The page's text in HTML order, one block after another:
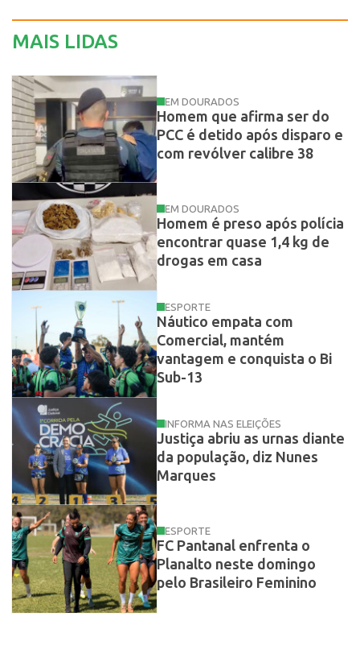
MAIS LIDAS
EM DOURADOS
Homem que afirma ser do
PCC é detido após disparo e
com revólver calibre 38
EM DOURADOS
Homem é preso após polícia
encontrar quase 1,4 kg de
drogas em casa
ESPORTE
Náutico empata com
Comercial, mantém
vantagem e conquista o Bi
Sub-13
INFORMA NAS ELEIÇÕES
Justiça abriu as urnas diante
da população, diz Nunes
Marques
ESPORTE
FC Pantanal enfrenta o
Planalto neste domingo
pelo Brasileiro Feminino